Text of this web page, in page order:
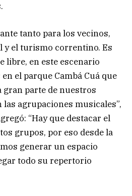
tanto para los vecinos,
y el turismo correntino. Es
libre, en este escenario
el parque Cambá Cuá que
parte de nuestros
agrupaciones musicales”,
“Hay que destacar el
grupos, por eso desde la
generar un espacio
todo su repertorio